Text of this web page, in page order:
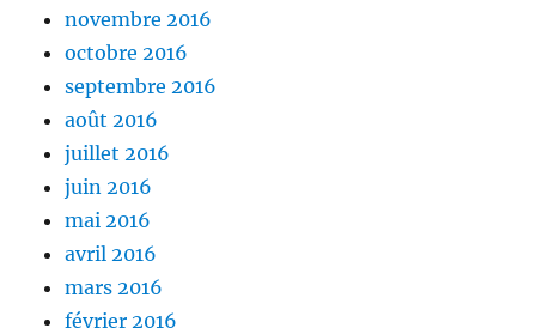
novembre 2016
octobre 2016
septembre 2016
août 2016
juillet 2016
juin 2016
mai 2016
avril 2016
mars 2016
février 2016